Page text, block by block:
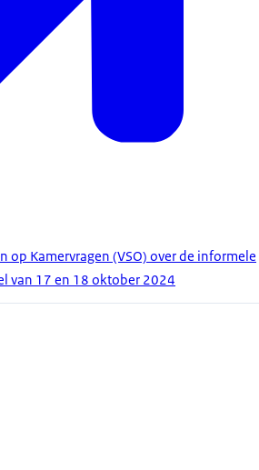
Kamervragen (VSO) over de informele
van 17 en 18 oktober 2024